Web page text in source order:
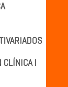
CLÍNICA I